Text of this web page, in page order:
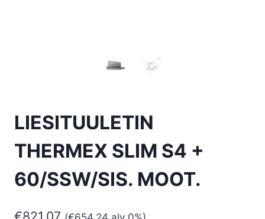
LIESITUULETIN
THERMEX SLIM S4 +
60/SSW/SIS. MOOT.